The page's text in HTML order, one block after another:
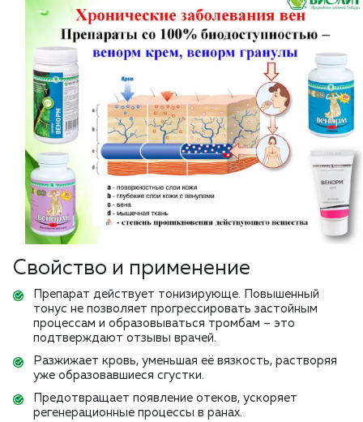
Свойство и применение
Препарат действует тонизирующе. Повышенный
тонус не позволяет прогрессировать застойным
процессам и образовываться тромбам – это
подтверждают отзывы врачей.
Разжижает кровь, уменьшая её вязкость, растворяя
уже образовавшиеся сгустки.
Предотвращает появление отеков, ускоряет
регенерационные процессы в ранах.